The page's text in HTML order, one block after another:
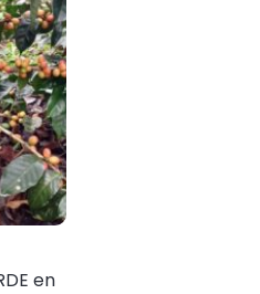
en